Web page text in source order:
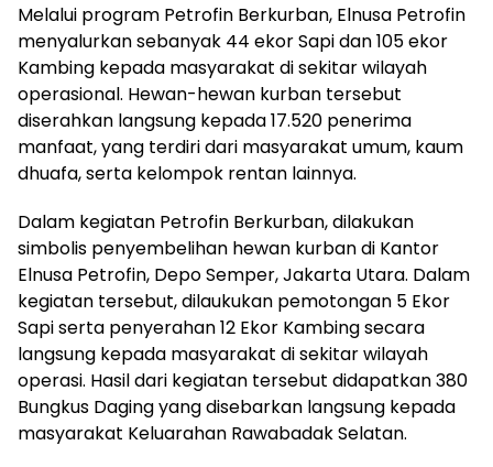
Melalui program Petrofin Berkurban, Elnusa Petrofin
menyalurkan sebanyak 44 ekor Sapi dan 105 ekor
Kambing kepada masyarakat di sekitar wilayah
operasional. Hewan-hewan kurban tersebut
diserahkan langsung kepada 17.520 penerima
manfaat, yang terdiri dari masyarakat umum, kaum
dhuafa, serta kelompok rentan lainnya.
Dalam kegiatan Petrofin Berkurban, dilakukan
simbolis penyembelihan hewan kurban di Kantor
Elnusa Petrofin, Depo Semper, Jakarta Utara. Dalam
kegiatan tersebut, dilaukukan pemotongan 5 Ekor
Sapi serta penyerahan 12 Ekor Kambing secara
langsung kepada masyarakat di sekitar wilayah
operasi. Hasil dari kegiatan tersebut didapatkan 380
Bungkus Daging yang disebarkan langsung kepada
masyarakat Keluarahan Rawabadak Selatan.